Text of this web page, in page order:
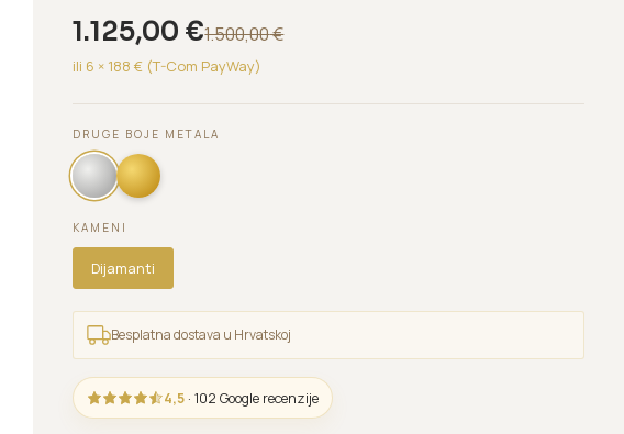
1.125,00 €1.500,00€
ili 6 × 188 € (T-Com PayWay)
DRUGE BOJE METALA
KAMENI
Dijamanti
Besplatna dostava u Hrvatskoj
4,5 · 102 Google recenzije